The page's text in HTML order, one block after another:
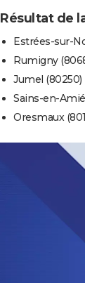
Résultat de
Estrées-sur-
Rumigny
Jumel (80250)
Sains-en-
Oresmaux